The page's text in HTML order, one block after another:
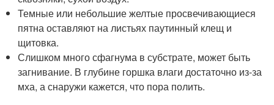
Темные или небольшие желтые просвечивающиеся
пятна оставляют на листьях паутинный клещ и
щитовка.
Слишком много сфагнума в субстрате, может быть
загнивание. В глубине горшка влаги достаточно из-за
мха, а снаружи кажется, что пора полить.